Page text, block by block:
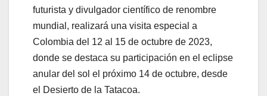
futurista y divulgador científico de renombre
mundial, realizará una visita especial a
Colombia del 12 al 15 de octubre de 2023,
donde se destaca su participación en el eclipse
anular del sol el próximo 14 de octubre, desde
el Desierto de la Tatacoa.